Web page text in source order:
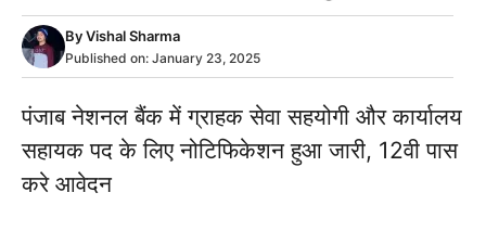
ByVishal Sharma
Published on: January 23, 2025
पंजाब नेशनल बैंक में ग्राहक सेवा सहयोगी और कार्यालय
सहायक पद के लिए नोटिफिकेशन हुआ जारी, 12वी पास
करे आवेदन